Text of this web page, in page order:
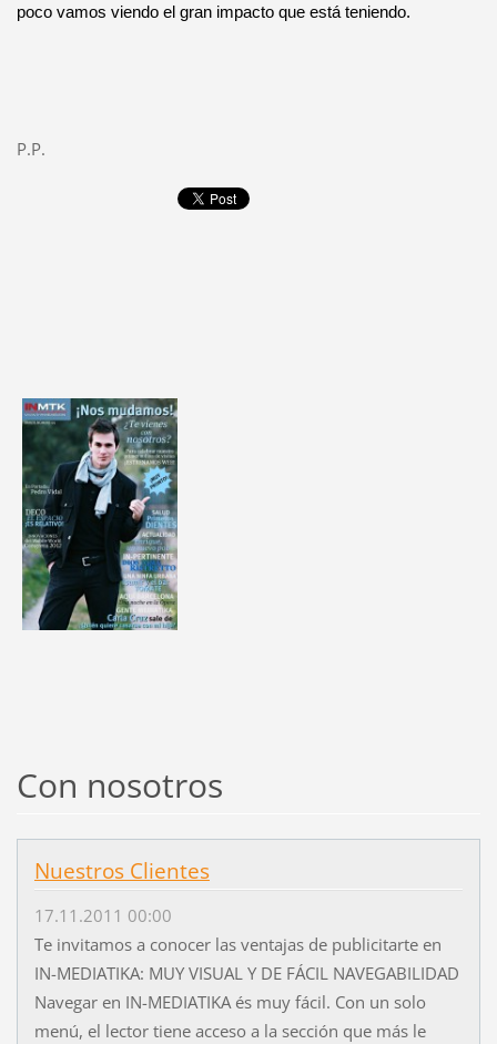
poco vamos viendo el gran impacto que está teniendo.
P.P.
Con nosotros
Nuestros Clientes
17.11.2011 00:00
Te invitamos a conocer las ventajas de publicitarte en
IN-MEDIATIKA: MUY VISUAL Y DE FÁCIL NAVEGABILIDAD
Navegar en IN-MEDIATIKA és muy fácil. Con un solo
menú, el lector tiene acceso a la sección que más le